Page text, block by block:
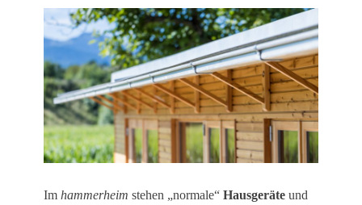
Im hammerheim stehen „normale“ Hausgeräte und